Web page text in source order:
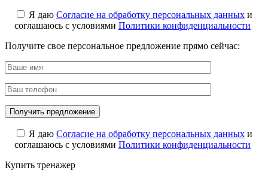
Я даю Cогласие на обработку персональных данных и
соглашаюсь с условиями Политики конфиденциальности
Получите свое персональное предложение прямо сейчас:
Я даю Cогласие на обработку персональных данных и
соглашаюсь с условиями Политики конфиденциальности
Купить тренажер